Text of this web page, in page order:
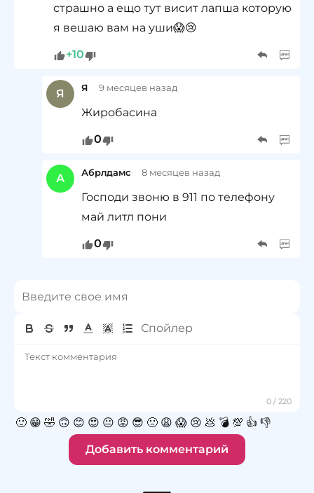
🙂 😁 🤣 🙃 😊 😍 😐 😡 😎 🙁 😩 😱 😢 💩 💣 💯 👍 👎
Добавить комментарий
страшно а ещо тут висит лапша которую
я вешаю вам на уши😱😢
10
Я Я 9 месяцев назад
Жиробасина
0
А Абрлдамс 8 месяцев назад
Господи звоню в 911 по телефону
май литл пони
0